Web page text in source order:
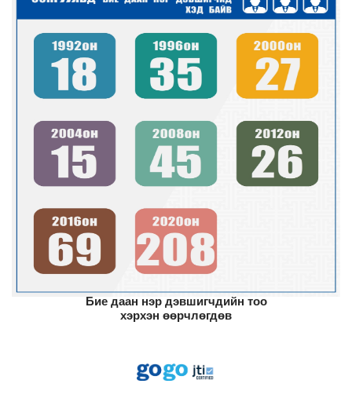
Бие даан нэр дэвшигчдийн тоо
хэрхэн өөрчлөгдөв